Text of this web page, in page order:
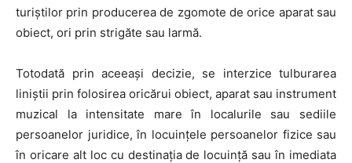
turiștilor prin producerea de zgomote de orice aparat sau
obiect, ori prin strigăte sau larmă.
Totodată prin aceeași decizie, se interzice tulburarea
liniștii prin folosirea oricărui obiect, aparat sau instrument
muzical la intensitate mare în localurile sau sediile
persoanelor juridice, în locuințele persoanelor fizice sau
în oricare alt loc cu destinația de locuință sau în imediata